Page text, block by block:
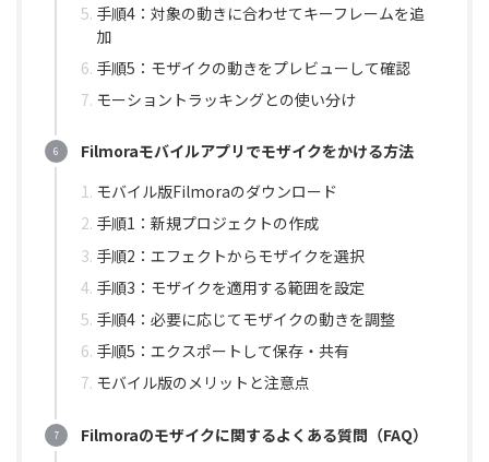
手順4：対象の動きに合わせてキーフレームを追
加
手順5：モザイクの動きをプレビューして確認
モーショントラッキングとの使い分け
Filmoraモバイルアプリでモザイクをかける方法
モバイル版Filmoraのダウンロード
手順1：新規プロジェクトの作成
手順2：エフェクトからモザイクを選択
手順3：モザイクを適用する範囲を設定
手順4：必要に応じてモザイクの動きを調整
手順5：エクスポートして保存・共有
モバイル版のメリットと注意点
Filmoraのモザイクに関するよくある質問（FAQ）